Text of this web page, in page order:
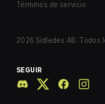
Términos de servicio
2026 Sidledes AB. Todos
SEGUIR